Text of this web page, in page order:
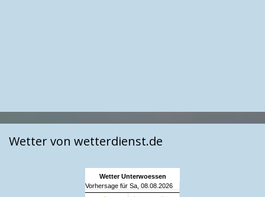
Wetter von wetterdienst.de
Wetter Unterwoessen
Vorhersage für Sa, 08.08.2026